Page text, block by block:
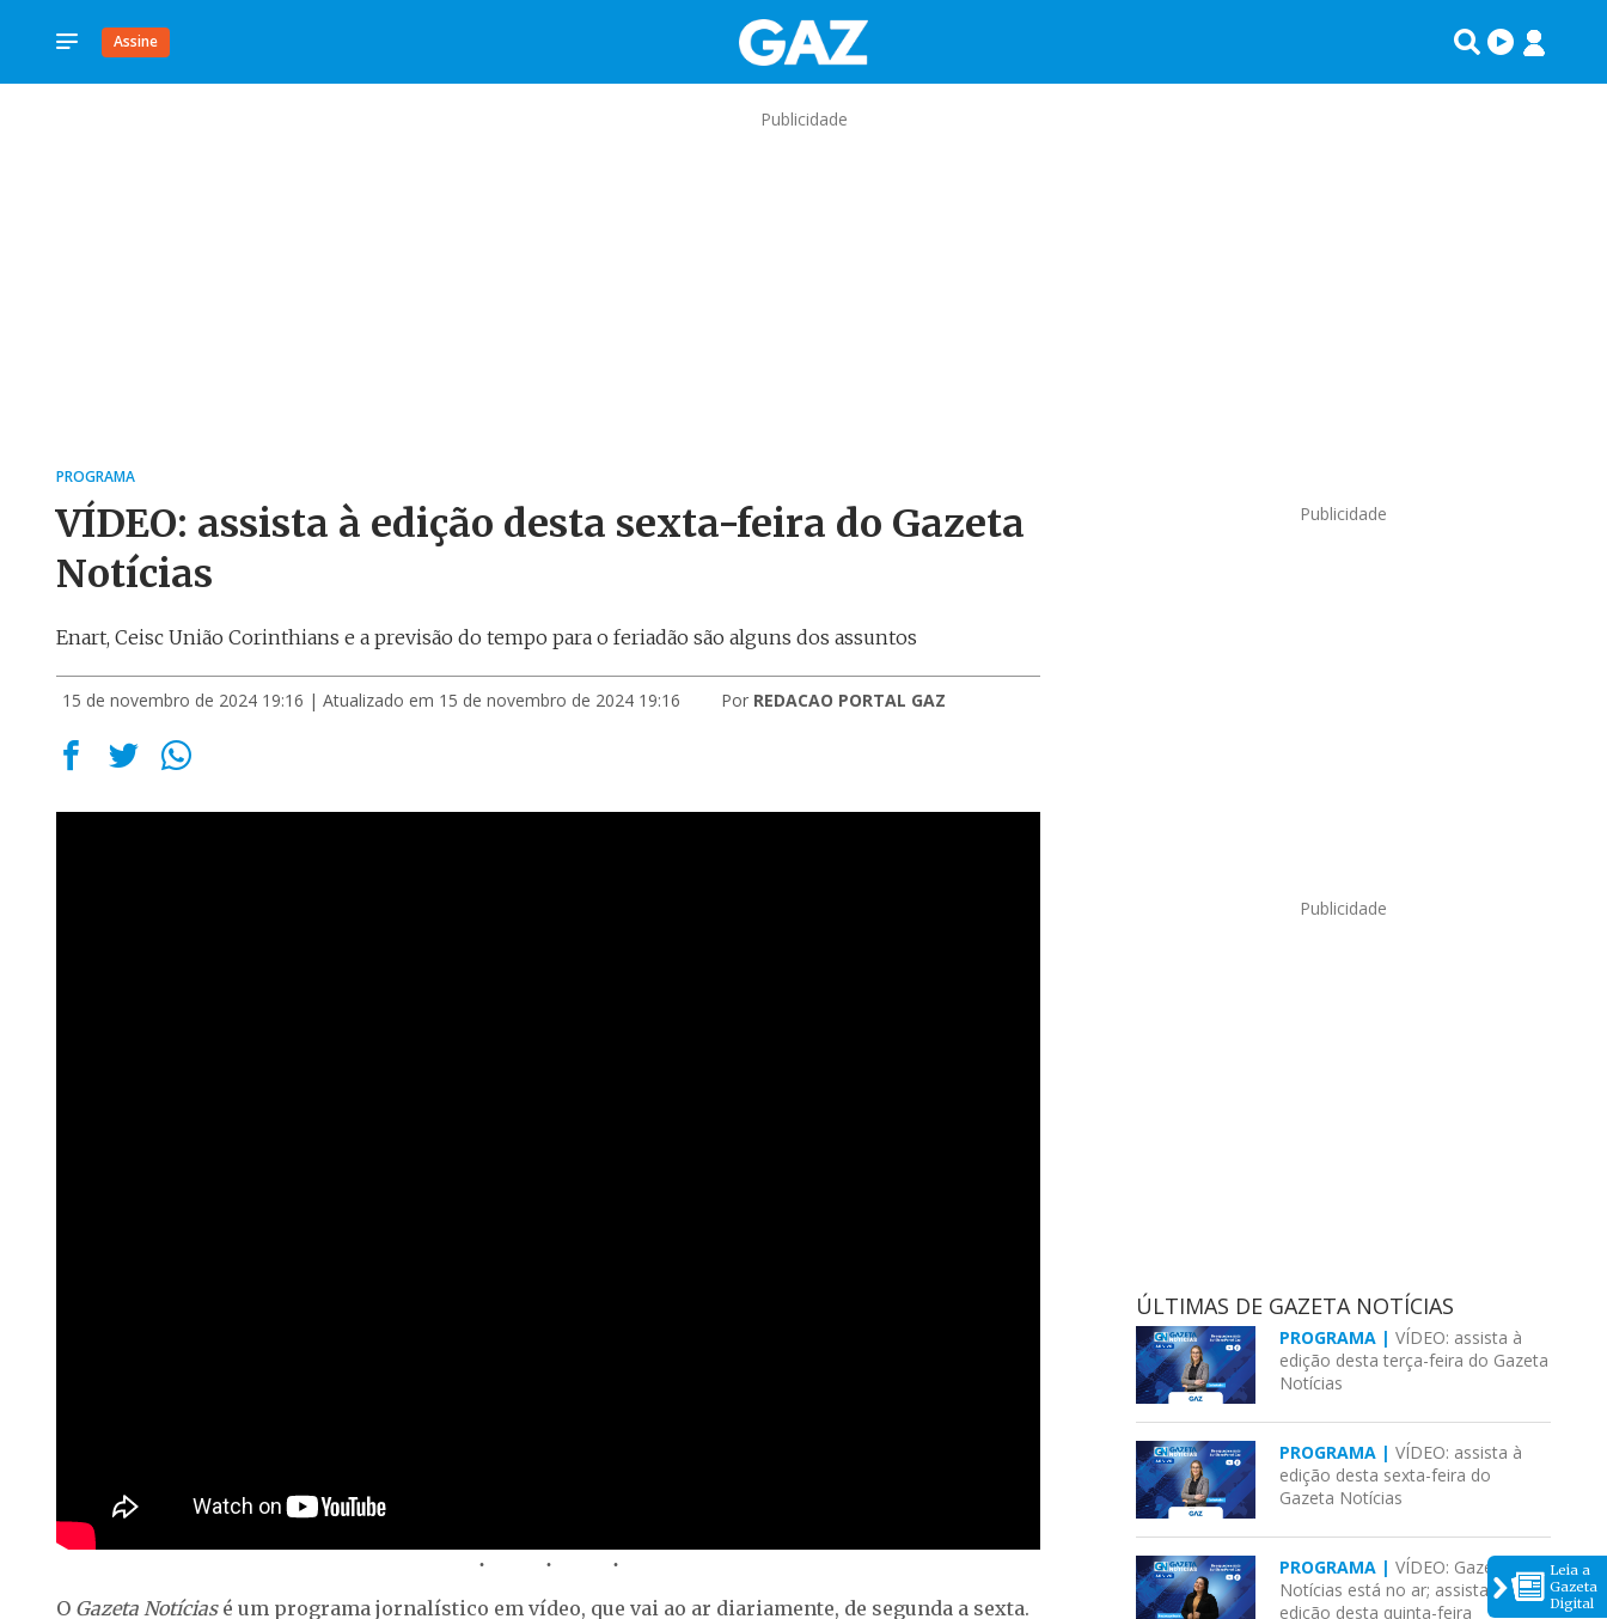
Assine
Leia a
Gazeta
Digital
Publicidade
PROGRAMA
VÍDEO: assista à edição desta sexta-feira do Gazeta
Notícias
Enart, Ceisc União Corinthians e a previsão do tempo para o feriadão são alguns dos assuntos
15 de novembro de 2024 19:16 | Atualizado em 15 de novembro de 2024 19:16 Por REDACAO PORTAL GAZ
O Gazeta Notíciasé um programa jornalístico em vídeo, que vai ao ar diariamente, de segunda a sexta.
Publicidade
Publicidade
ÚLTIMAS DE GAZETA NOTÍCIAS
PROGRAMA |VÍDEO: assista à
edição desta terça-feira do Gazeta
Notícias
PROGRAMA |VÍDEO: assista à
edição desta sexta-feira do
Gazeta Notícias
PROGRAMA |VÍDEO: Gazeta
Notícias está no ar; assista à
edição desta quinta-feira